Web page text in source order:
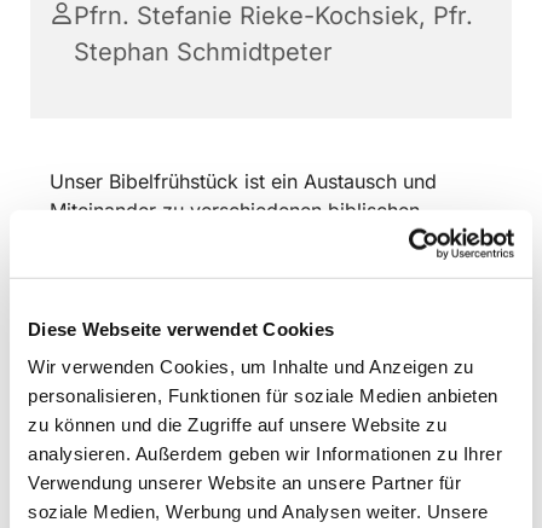
Diese Webseite verwendet Cookies
Wir verwenden Cookies, um Inhalte und Anzeigen zu
personalisieren, Funktionen für soziale Medien anbieten
zu können und die Zugriffe auf unsere Website zu
analysieren. Außerdem geben wir Informationen zu Ihrer
Verwendung unserer Website an unsere Partner für
soziale Medien, Werbung und Analysen weiter. Unsere
Pfrn. Stefanie Rieke-Kochsiek, Pfr.
Stephan Schmidtpeter
Unser Bibelfrühstück ist ein Austausch und
Miteinander zu verschiedenen biblischen
Themen und Texten mit Kaffee und Tee.